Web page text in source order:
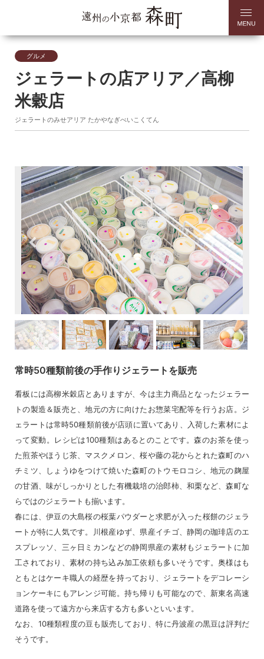
グルメ
ジェラートの店アリア／高柳
米穀店
ジェラートのみせアリア たかやなぎべいこくてん
常時50種類前後の手作りジェラートを販売
看板には高柳米穀店とありますが、今は主力商品となったジェラー
トの製造＆販売と、地元の方に向けたお惣菜宅配等を行うお店。ジ
ェラートは常時50種類前後が店頭に置いてあり、入荷した素材によ
って変動。レシピは100種類はあるとのことです。森のお茶を使っ
た煎茶やほうじ茶、マスクメロン、桜や藤の花からとれた森町のハ
チミツ、しょうゆをつけて焼いた森町のトウモロコシ、地元の麹屋
の甘酒、味がしっかりとした有機栽培の治郎柿、和栗など、森町な
らではのジェラートも揃います。
春には、伊豆の大島桜の桜葉パウダーと求肥が入った桜餅のジェラ
ートが特に人気です。川根産ゆず、県産イチゴ、静岡の珈琲店のエ
スプレッソ、三ヶ日ミカンなどの静岡県産の素材もジェラートに加
工されており、素材の持ち込み加工依頼も多いそうです。奥様はも
ともとはケーキ職人の経歴を持っており、ジェラートをデコレーシ
ョンケーキにもアレンジ可能。持ち帰りも可能なので、新東名高速
道路を使って遠方から来店する方も多いといいます。
なお、10種類程度の豆も販売しており、特に丹波産の黒豆は評判だ
そうです。